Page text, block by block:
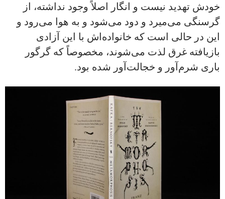
خودش تهدید نیست و انگار اصلاً وجود نداشته، از
گرسنگی می‌میرد و دود می‌شود و به هوا می‌رود و
این در حالی است که خانواده‌اش با این آزادی
بازیافته غرق لذت می‌شوند، مخصوصاً که گرگور
باری شرم‌آور و خجالت‌آور شده بود.